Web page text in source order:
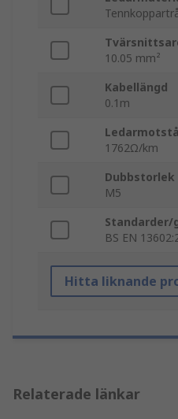
10.05 mm²
Kabellängd
0.1m
1762Ω/km
Dubbstorlek
M5
Standarder/
BS EN
Hitta liknande
Relaterade länkar